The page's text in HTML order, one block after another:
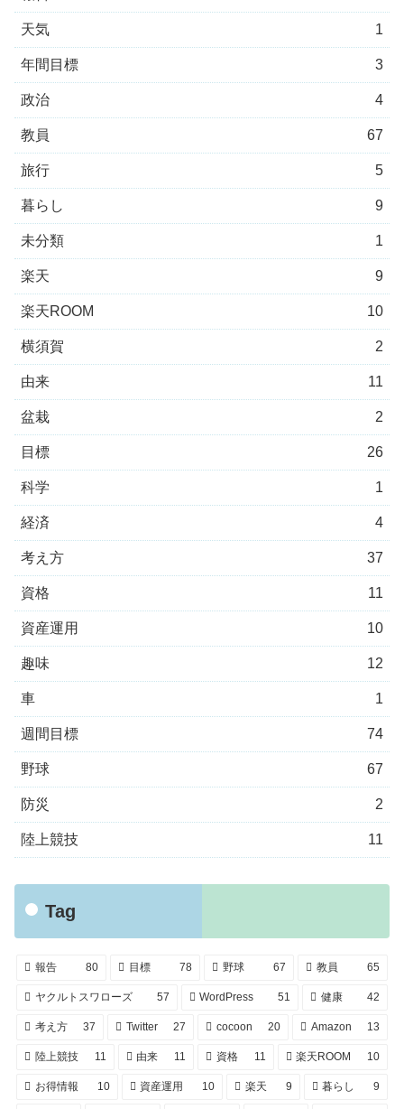
天気 1
年間目標 3
政治 4
教員 67
旅行 5
暮らし 9
未分類 1
楽天 9
楽天ROOM 10
横須賀 2
由来 11
盆栽 2
目標 26
科学 1
経済 4
考え方 37
資格 11
資産運用 10
趣味 12
車 1
週間目標 74
野球 67
防災 2
陸上競技 11
Tag
報告 80 目標 78 野球 67 教員 65
ヤクルトスワローズ 57 WordPress 51 健康 42
考え方 37 Twitter 27 cocoon 20 Amazon 13
陸上競技 11 由来 11 資格 11 楽天ROOM 10
お得情報 10 資産運用 10 楽天 9 暮らし 9